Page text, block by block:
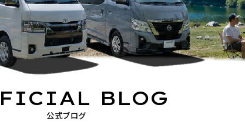
公式ブログ
BLOG